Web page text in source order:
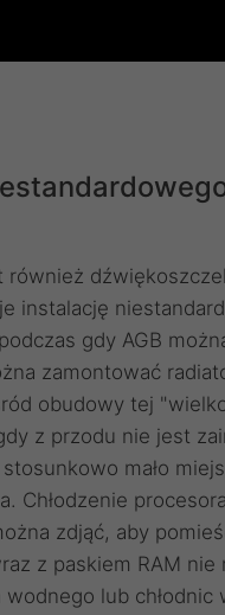
instalację
gdy AGB
zamontować
obudowy tej
z przodu nie jest
mało
Chłodzenie
zdjąć, aby
z paskiem RAM nie
lub chłodnic